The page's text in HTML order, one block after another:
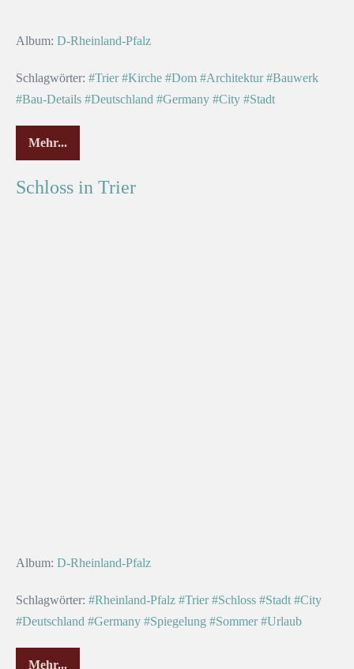
Album: D-Rheinland-Pfalz
Schlagwörter: #Trier #Kirche #Dom #Architektur #Bauwerk
#Bau-Details #Deutschland #Germany #City #Stadt
Mehr...
Schloss in Trier
Album: D-Rheinland-Pfalz
Schlagwörter: #Rheinland-Pfalz #Trier #Schloss #Stadt #City
#Deutschland #Germany #Spiegelung #Sommer #Urlaub
Mehr...